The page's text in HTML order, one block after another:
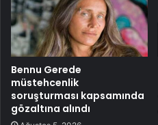
Bennu Gerede
müstehcenlik
soruşturması kapsamında
gözaltına alındı